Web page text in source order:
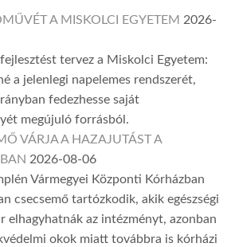
A MISKOLCI EGYETEM 2026-
tervez a Miskolci Egyetem:
a jelenlegi napelemes rendszerét,
fedezhesse saját
megújuló forrásból.
VÁRJA A HAZAJUTÁST A
2026-08-06
Vármegyei Központi Kórházban
csecsemő tartózkodik, akik egészségi
elhagyhatnák az intézményt, azonban
okok miatt továbbra is kórházi